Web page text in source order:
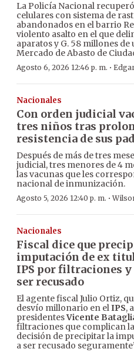
La Policía Nacional
celulares con sistema de
abandonados en el barrio
violento asalto en el que
aparatos y G. 58 millones
Mercado de Abasto de
Agosto 6, 2026 12:46 p. m. ·
Nacionales
Con orden judicial
tres niños tras
resistencia de sus
Después de más de tres
judicial, tres menores de 4
las vacunas que les
nacional de inmunización.
Agosto 5, 2026 12:40 p. m. ·
Nacionales
Fiscal dice que
imputación de ex
IPS por filtraciones y
ser recusado
El agente fiscal Julio Ortiz,
desvío millonario en elIPS,
presidentesVicente
filtraciones que complican
decisión de precipitar la
a ser recusado